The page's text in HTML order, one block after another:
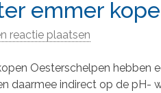
emmer
reactie plaatsen
Oesterschelpen hebben
daarmee indirect op de pH-